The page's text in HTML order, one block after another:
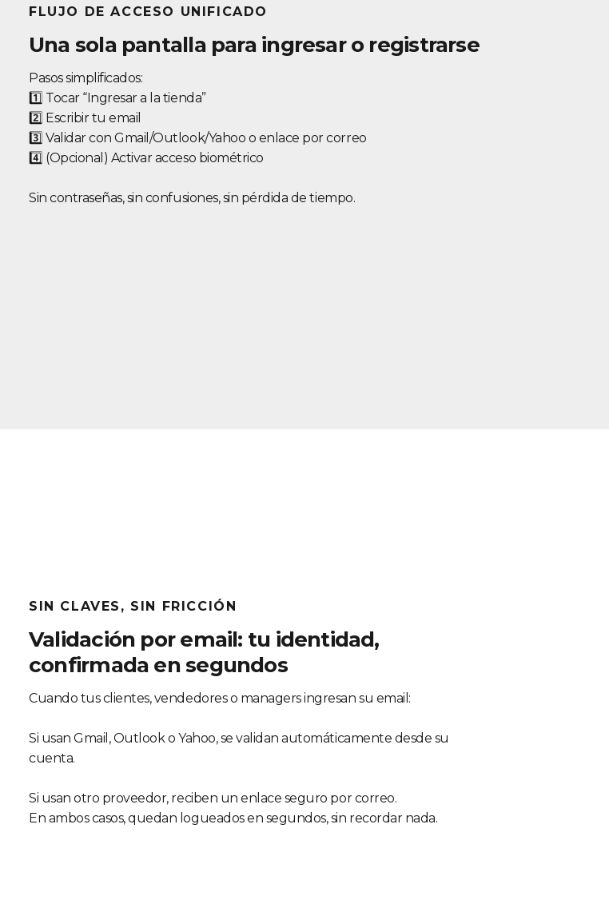
FLUJO DE ACCESO UNIFICADO
Una sola pantalla para ingresar o registrarse
Pasos simplificados:
1️⃣ Tocar “Ingresar a la tienda”
2️⃣ Escribir tu email
3️⃣ Validar con Gmail/Outlook/Yahoo o enlace por correo
4️⃣ (Opcional) Activar acceso biométrico
Sin contraseñas, sin confusiones, sin pérdida de tiempo.
SIN CLAVES, SIN FRICCIÓN
Validación por email: tu identidad,
confirmada en segundos
Cuando tus clientes, vendedores o managers ingresan su email:
Si usan Gmail, Outlook o Yahoo, se validan automáticamente desde su
cuenta.
Si usan otro proveedor, reciben un enlace seguro por correo.
En ambos casos, quedan logueados en segundos, sin recordar nada.